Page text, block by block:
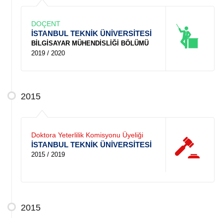
DOÇENT
İSTANBUL TEKNİK ÜNİVERSİTESİ
BİLGİSAYAR MÜHENDİSLİĞİ BÖLÜMÜ
2019 / 2020
2015
Doktora Yeterlilik Komisyonu Üyeliği
İSTANBUL TEKNİK ÜNİVERSİTESİ
2015 / 2019
2015